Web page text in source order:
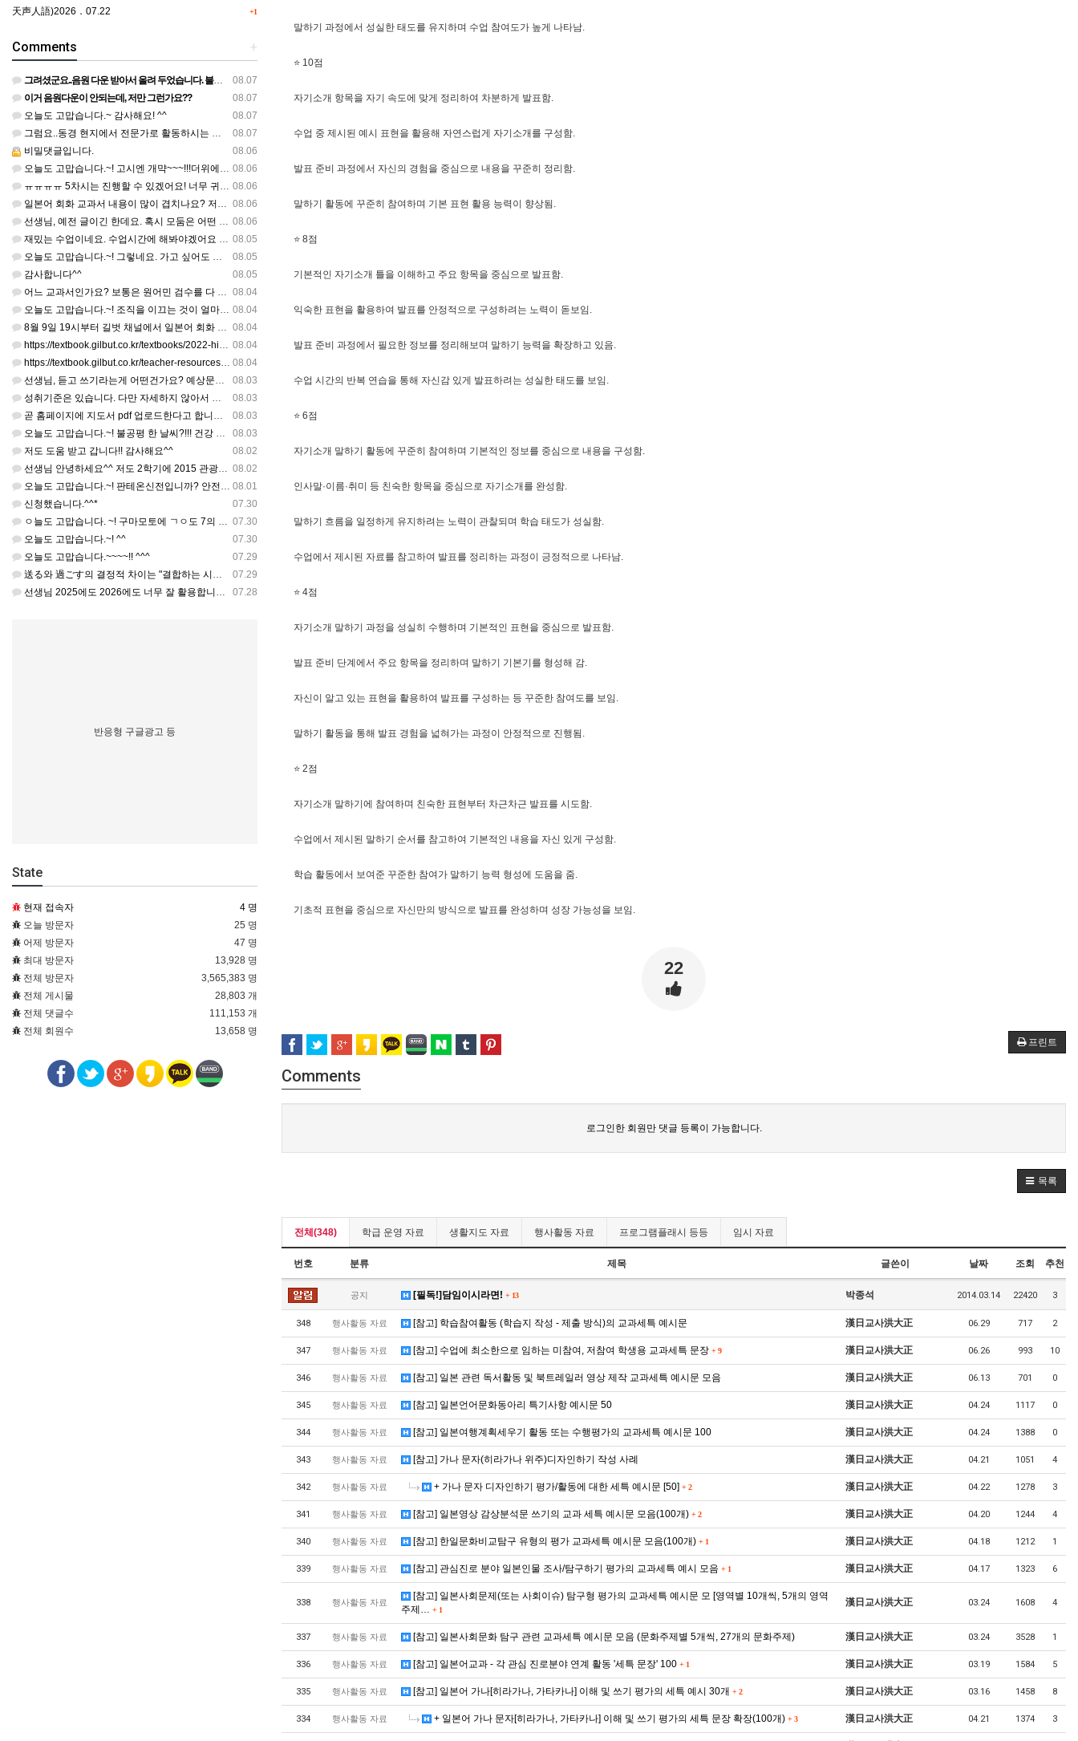
말하기 과정에서 성실한 태도를 유지하며 수업 참여도가 높게 나타남.
⭐ 10점
자기소개 항목을 자기 속도에 맞게 정리하여 차분하게 발표함.
수업 중 제시된 예시 표현을 활용해 자연스럽게 자기소개를 구성함.
발표 준비 과정에서 자신의 경험을 중심으로 내용을 꾸준히 정리함.
말하기 활동에 꾸준히 참여하며 기본 표현 활용 능력이 향상됨.
⭐ 8점
기본적인 자기소개 틀을 이해하고 주요 항목을 중심으로 발표함.
익숙한 표현을 활용하여 발표를 안정적으로 구성하려는 노력이 돋보임.
발표 준비 과정에서 필요한 정보를 정리해보며 말하기 능력을 확장하고 있음.
수업 시간의 반복 연습을 통해 자신감 있게 발표하려는 성실한 태도를 보임.
⭐ 6점
자기소개 말하기 활동에 꾸준히 참여하며 기본적인 정보를 중심으로 내용을 구성함.
인사말·이름·취미 등 친숙한 항목을 중심으로 자기소개를 완성함.
말하기 흐름을 일정하게 유지하려는 노력이 관찰되며 학습 태도가 성실함.
수업에서 제시된 자료를 참고하여 발표를 정리하는 과정이 긍정적으로 나타남.
⭐ 4점
자기소개 말하기 과정을 성실히 수행하며 기본적인 표현을 중심으로 발표함.
발표 준비 단계에서 주요 항목을 정리하며 말하기 기본기를 형성해 감.
자신이 알고 있는 표현을 활용하여 발표를 구성하는 등 꾸준한 참여도를 보임.
말하기 활동을 통해 발표 경험을 넓혀가는 과정이 안정적으로 진행됨.
⭐ 2점
자기소개 말하기에 참여하며 친숙한 표현부터 차근차근 발표를 시도함.
수업에서 제시된 말하기 순서를 참고하여 기본적인 내용을 자신 있게 구성함.
학습 활동에서 보여준 꾸준한 참여가 말하기 능력 형성에 도움을 줌.
기초적 표현을 중심으로 자신만의 방식으로 발표를 완성하며 성장 가능성을 보임.
22
프린트
Comments
로그인한 회원만 댓글 등록이 가능합니다.
목록
전체(348) 학급 운영 자료 생활지도 자료 행사활동 자료 프로그램플래시 등등 임시 자료
번호 분류 제목 글쓴이 날짜 조회 추천
공지 [필독!]담임이시라면! + 13 박종석 2014.03.14 22420 3
348 행사활동 자료 [참고] 학습참여활동 (학습지 작성 - 제출 방식)의 교과세특 예시문 漢日교사洪大正 06.29 717 2
347 행사활동 자료 [참고] 수업에 최소한으로 임하는 미참여, 저참여 학생용 교과세특 문장 + 9 漢日교사洪大正 06.26 993 10
346 행사활동 자료 [참고] 일본 관련 독서활동 및 북트레일러 영상 제작 교과세특 예시문 모음 漢日교사洪大正 06.13 701 0
345 행사활동 자료 [참고] 일본언어문화동아리 특기사항 예시문 50 漢日교사洪大正 04.24 1117 0
344 행사활동 자료 [참고] 일본여행계획세우기 활동 또는 수행평가의 교과세특 예시문 100 漢日교사洪大正 04.24 1388 0
343 행사활동 자료 [참고] 가나 문자(히라가나 위주)디자인하기 작성 사례 漢日교사洪大正 04.21 1051 4
342 행사활동 자료 + 가나 문자 디자인하기 평가/활동에 대한 세특 예시문 [50] + 2 漢日교사洪大正 04.22 1278 3
341 행사활동 자료 [참고] 일본영상 감상분석문 쓰기의 교과 세특 예시문 모음(100개) + 2 漢日교사洪大正 04.20 1244 4
340 행사활동 자료 [참고] 한일문화비교탐구 유형의 평가 교과세특 예시문 모음(100개) + 1 漢日교사洪大正 04.18 1212 1
339 행사활동 자료 [참고] 관심진로 분야 일본인물 조사/탐구하기 평가의 교과세특 예시 모음 + 1 漢日교사洪大正 04.17 1323 6
338 행사활동 자료
[참고] 일본사회문제(또는 사회이슈) 탐구형 평가의 교과세특 예시문 모 [영역별 10개씩, 5개의 영역
주제… + 1
漢日교사洪大正 03.24 1608 4
337 행사활동 자료 [참고] 일본사회문화 탐구 관련 교과세특 예시문 모음 (문화주제별 5개씩, 27개의 문화주제) 漢日교사洪大正 03.24 3528 1
336 행사활동 자료 [참고] 일본어교과 - 각 관심 진로분야 연계 활동 '세특 문장' 100 + 1 漢日교사洪大正 03.19 1584 5
335 행사활동 자료 [참고] 일본어 가나[히라가나, 가타카나] 이해 및 쓰기 평가의 세특 예시 30개 + 2 漢日교사洪大正 03.16 1458 8
334 행사활동 자료 + 일본어 가나 문자[히라가나, 가타카나] 이해 및 쓰기 평가의 세특 문장 확장(100개) + 3 漢日교사洪大正 04.21 1374 3
+1
天声人語)2026．07.22
+
Comments
08.07
그려셨군요..음원 다운 받아서 올려 두었습니다. 불편하셨네요..죄송합니다..
08.07
이거 음원다운이 안되는데, 저만 그런가요??
08.07
오늘도 고맙습니다.~ 감사해요! ^^
08.07
그럼요..동경 현지에서 전문가로 활동하시는 기모노 강사 이십니다.
08.06
비밀댓글입니다.
08.06
오늘도 고맙습니다.~! 고시엔 개먁~~~!!!더위에 어떨라나요...감사합니다. ^^
08.06
ㅠㅠㅠㅠ 5차시는 진행할 수 있겠어요! 너무 귀한 자료 정말 감사합니다!!!
08.06
일본어 회화 교과서 내용이 많이 겹치나요? 저는 1,2학기 출판사가 달라서인지, 회화 단어와 분량이 더 많다…
08.06
선생님, 예전 글이긴 한데요. 혹시 모둠은 어떤 식으로 구성하셨을까요? 진단평가를 보시고 모둠장(도우미학생)…
08.05
재밌는 수업이네요. 수업시간에 해봐야겠어요 감사합니다
08.05
오늘도 고맙습니다.~! 그렇네요. 가고 싶어도 다른 사람에게 민폐는 안되는 것... 감사해요. ^^
08.05
감사합니다^^
08.04
어느 교과서인가요? 보통은 원어민 검수를 다 할 것 같은데...
08.04
오늘도 고맙습니다.~! 조직을 이끄는 것이 얼마나 어려운 일일까요? 우선 봉사하는 마음이 필요!!! 감사해요…
08.04
8월 9일 19시부터 길벗 채널에서 일본어 회화 관련 연수를 저작 직강으로 한다고 합니다. 많이 도움이 되실…
08.04
https://textbook.gilbut.co.kr/textbooks/2022-high-school-jap…
08.04
https://textbook.gilbut.co.kr/teacher-resources/2022-high-sc…
08.03
선생님, 듣고 쓰기라는게 어떤건가요? 예상문장 20~30개 중 몇개를 틀어주고 들리는대로 쓰는 건가요? 자세…
08.03
성취기준은 있습니다. 다만 자세하지 않아서 교과서 내용에 맞게 좀 더 구체적으로 재구조화를 하신 선생님이 계…
08.03
곧 홈페이지에 지도서 pdf 업로드한다고 합니다. 이번 주나 다음 주에 e-book 기반 전자저작물도 업로드…
08.03
오늘도 고맙습니다.~! 불공평 한 날씨?!!! 건강 최고 입니다. ^^
08.02
저도 도움 받고 갑니다!! 감사해요^^
08.02
선생님 안녕하세요^^ 저도 2학기에 2015 관광일본어를 평가계획을 세우려고 하는데. ..아무리 찾아도 없어…
08.01
오늘도 고맙습니다.~! 판테온신전입니까? 안전 제일!! ㅎㅎ 감사해요. ^^
07.30
신청했습니다.^^*
07.30
ㅇ늘도 고맙습니다. ~! 구마모토에 ㄱㅇ도 7의 지진,,,무사, 안전을 기도 합니다. 감사해요...
07.30
오늘도 고맙습니다.~! ^^
07.29
오늘도 고맙습니다.~~~~!! ^^^
07.29
送る와 過ごす의 결정적 차이는 "결합하는 시간 단위"와 "묘사 대상"입니다. 過ごす 하루, 오후, 주말, 휴…
07.28
선생님 2025에도 2026에도 너무 잘 활용합니다.. 감사해요!!!
반응형 구글광고 등
State
현재 접속자
4 명
오늘 방문자
25 명
어제 방문자
47 명
최대 방문자
13,928 명
전체 방문자
3,565,383 명
전체 게시물
28,803 개
전체 댓글수
111,153 개
전체 회원수
13,658 명